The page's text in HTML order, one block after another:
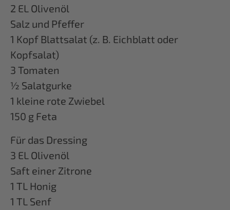
2 EL Olivenöl
Salz und Pfeffer
1 Kopf Blattsalat (z. B. Eichblatt oder
Kopfsalat)
3 Tomaten
½ Salatgurke
1 kleine rote Zwiebel
150 g Feta
Für das Dressing
3 EL Olivenöl
Saft einer Zitrone
1 TL Honig
1 TL Senf